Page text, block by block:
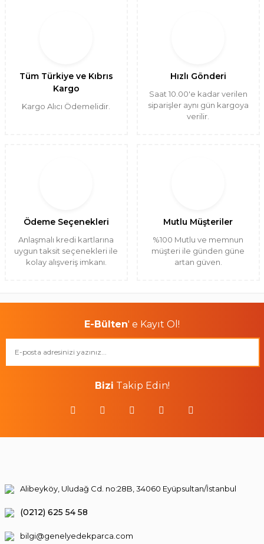
Tüm Türkiye ve Kıbrıs
Kargo
Kargo Alıcı Ödemelidir.
Hızlı Gönderi
Saat 10.00'e kadar verilen
siparişler aynı gün kargoya
verilir.
Ödeme Seçenekleri
Anlaşmalı kredi kartlarına
uygun taksit seçenekleri ile
kolay alışveriş imkanı.
Mutlu Müşteriler
%100 Mutlu ve memnun
müşteri ile günden güne
artan güven.
E-Bülten' e Kayıt Ol!
Bizi Takip Edin!
Alibeyköy, Uludağ Cd. no:28B, 34060 Eyüpsultan/İstanbul
(0212) 625 54 58
bilgi@genelyedekparca.com